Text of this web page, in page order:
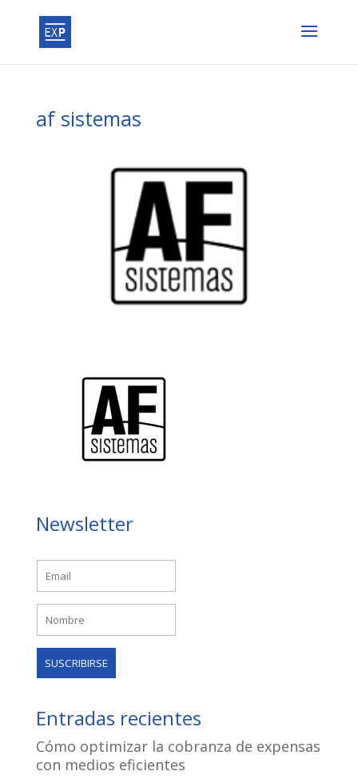
af sistemas
Newsletter
Entradas recientes
Cómo optimizar la cobranza de expensas
con medios eficientes